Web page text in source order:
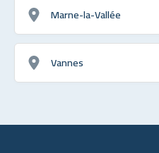
Marne-la-Vallée
Vannes